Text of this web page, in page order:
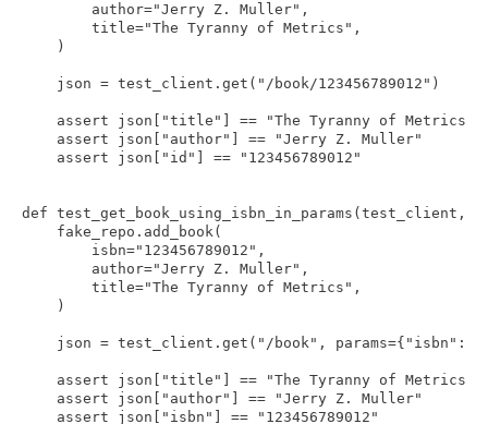
        author="Jerry Z. Muller",
        title="The Tyranny of Metrics",
    )
    json = test_client.get("/book/123456789012")
    assert json["title"] == "The Tyranny of Metrics"
    assert json["author"] == "Jerry Z. Muller"
    assert json["id"] == "123456789012"
def test_get_book_using_isbn_in_params(test_client,
    fake_repo.add_book(
        isbn="123456789012",
        author="Jerry Z. Muller",
        title="The Tyranny of Metrics",
    )
json = test_client.get("/book", params={"isbn":
    assert json["title"] == "The Tyranny of Metrics"
    assert json["author"] == "Jerry Z. Muller"
    assert json["isbn"] == "123456789012"